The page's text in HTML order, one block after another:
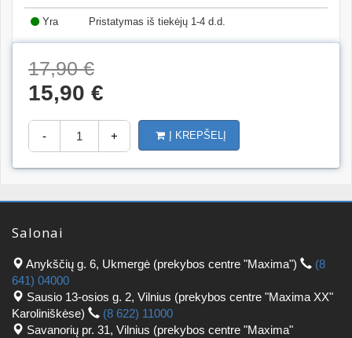
Yra Pristatymas iš tiekėjų 1-4 d.d.
17,90 €
15,90 €
- + Į KREPŠELĮ
Salonai
Anykščių g. 6, Ukmergė (prekybos centre "Maxima")
(8
641) 04000
Sausio 13-osios g. 2, Vilnius (prekybos centre "Maxima XX"
Karoliniškėse)
(8 622) 11000
Savanorių pr. 31, Vilnius (prekybos centre "Maxima"